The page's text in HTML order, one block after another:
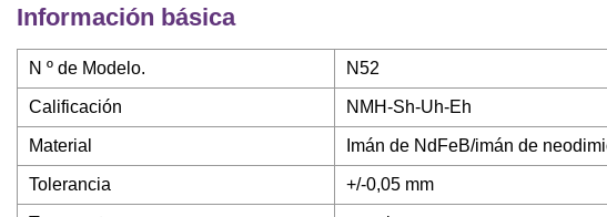
Información básica
N º de Modelo. N52
Calificación NMH-Sh-Uh-Eh
Material Imán de NdFeB/imán de
Tolerancia +/-0,05 mm